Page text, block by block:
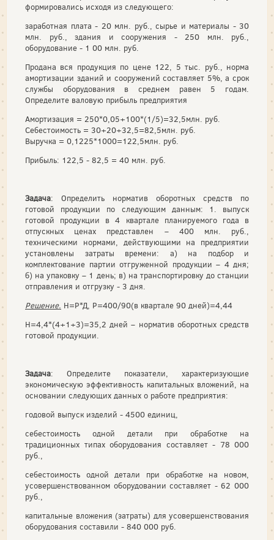
формировались исходя из следующего:
заработная плата - 20 млн. руб., сырье и материалы - 30
млн. руб., здания и сооружения - 250 млн. руб.,
оборудование - 1 00 млн. руб.
Продана вся продукция по цене 122, 5 тыс. руб., норма
амортизации зданий и сооружений составляет 5%, а срок
службы оборудования в среднем равен 5 годам.
Определите валовую прибыль предприятия
Амортизация = 250*0,05+100*(1/5)=32,5млн. руб.
Себестоимость = 30+20+32,5=82,5млн. руб.
Выручка = 0,1225*1000=122,5млн. руб.
Прибыль: 122,5 - 82,5 = 40 млн. руб.
Задача: Определить норматив оборотных средств по
готовой продукции по следующим данным: 1. выпуск
готовой продукции в 4 квартале планируемого года в
отпускных ценах представлен – 400 млн. руб.,
техническими нормами, действующими на предприятии
установлены затраты времени: а) на подбор и
комплектование партии отгруженной продукции – 4 дня;
б) на упаковку – 1 день; в) на транспортировку до станции
отправления и отгрузку - 3 дня.
Решение. Н=Р*Д, Р=400/90(в квартале 90 дней)=4,44
Н=4,4*(4+1+3)=35,2 дней – норматив оборотных средств
готовой продукции.
Задача: Определите показатели, характеризующие
экономическую эффективность капитальных вложений, на
основании следующих данных о работе предприятия:
годовой выпуск изделий - 4500 единиц,
себестоимость одной детали при обработке на
традиционных типах оборудования составляет - 78 000
руб.,
себестоимость одной детали при обработке на новом,
усовершенствованном оборудовании составляет - 62 000
руб.,
капитальные вложения (затраты) для усовершенствования
оборудования составили - 840 000 руб.